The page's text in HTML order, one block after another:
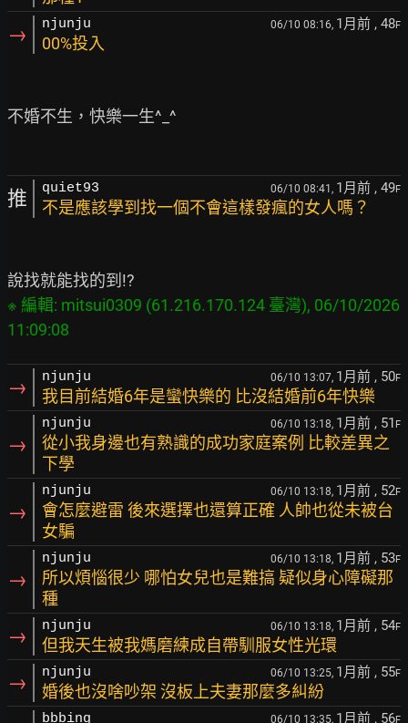
→ njunju 06/10 08:16, 1月前 , 48F
00%投入
不婚不生，快樂一生^_^
推 quiet93 06/10 08:41, 1月前 , 49F
不是應該學到找一個不會這樣發瘋的女人嗎？
※ 編輯: mitsui0309 (61.216.170.124 臺灣), 06/10/2026
→ njunju 06/10 13:07, 1月前 , 50F
我目前結婚6年是蠻快樂的 比沒結婚前6年快樂
→
njunju 06/10 13:18, 1月前 , 51 F
從小我身邊也有熟識的成功家庭案例 比較差異之
下學
→
njunju 06/10 13:18, 1月前 , 52F
會怎麼避雷 後來選擇也還算正確 人帥也從未被台
女騙
→
njunju 06/10 13:18, 1月前 , 53F
所以煩惱很少 哪怕女兒也是難搞 疑似身心障礙那
種
→ njunju 06/10 13:18, 1月前 , 54F
但我天生被我媽磨練成自帶馴服女性光環
→ njunju 06/10 13:25, 1月前 , 55F
婚後也沒啥吵架 沒板上夫妻那麼多糾紛
bbbing 06/10 13:35, 1月前 , 56F